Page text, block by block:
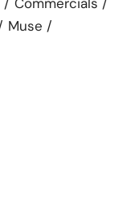
Commercials
Muse